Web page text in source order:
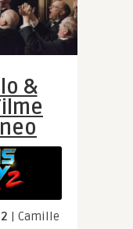
&
| Camille